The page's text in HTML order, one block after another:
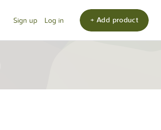
Sign up Log in + Add product